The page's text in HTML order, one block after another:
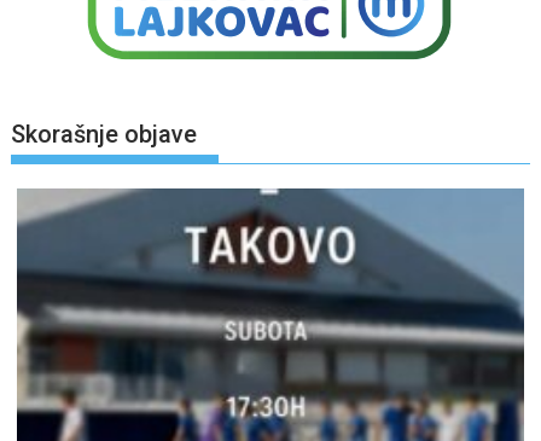
Skorašnje objave